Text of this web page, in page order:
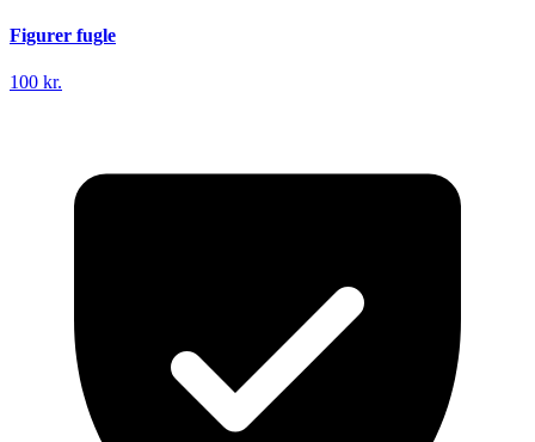
Figurer fugle
100 kr.